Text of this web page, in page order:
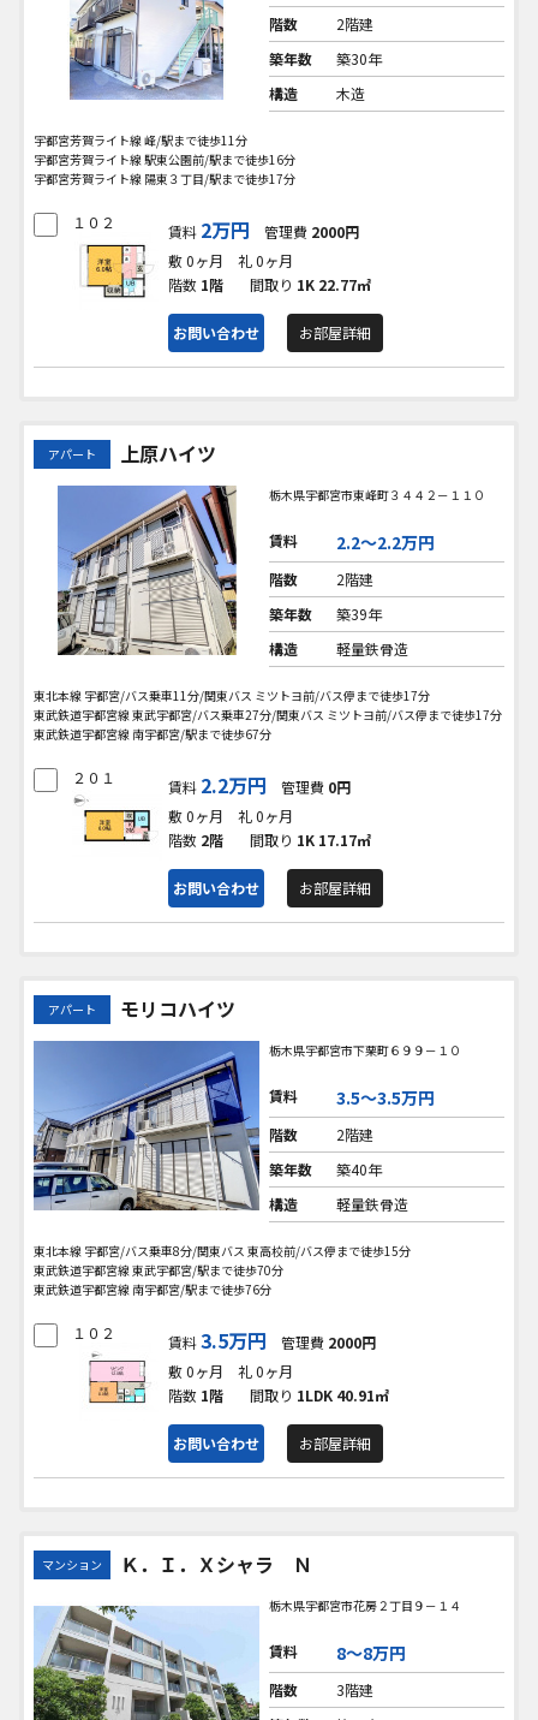
階数
2階建
築年数
築30年
構造
木造
宇都宮芳賀ライト線 峰/駅まで徒歩11分
宇都宮芳賀ライト線 駅東公園前/駅まで徒歩16分
宇都宮芳賀ライト線 陽東３丁目/駅まで徒歩17分
１０２ 賃料 2万円 管理費 2000円
敷 0ヶ月
礼 0ヶ月
階数 1階 間取り 1K 22.77㎡
お問い合わせ お部屋詳細
アパート 上原ハイツ
栃木県宇都宮市東峰町３４４２－１１０
賃料 2.2〜2.2万円
階数
2階建
築年数
築39年
構造
軽量鉄骨造
東北本線 宇都宮/バス乗車11分/関東バス ミツトヨ前/バス停まで徒歩17分
東武鉄道宇都宮線 東武宇都宮/バス乗車27分/関東バス ミツトヨ前/バス停まで徒歩17分
東武鉄道宇都宮線 南宇都宮/駅まで徒歩67分
２０１ 賃料 2.2万円 管理費 0円
敷 0ヶ月
礼 0ヶ月
階数 2階 間取り 1K 17.17㎡
お問い合わせ お部屋詳細
アパート モリコハイツ
栃木県宇都宮市下栗町６９９－１０
賃料 3.5〜3.5万円
階数
2階建
築年数
築40年
構造
軽量鉄骨造
東北本線 宇都宮/バス乗車8分/関東バス 東高校前/バス停まで徒歩15分
東武鉄道宇都宮線 東武宇都宮/駅まで徒歩70分
東武鉄道宇都宮線 南宇都宮/駅まで徒歩76分
１０２ 賃料3.5万円 管理費 2000円
敷 0ヶ月
礼 0ヶ月
階数 1階 間取り 1LDK 40.91㎡
お問い合わせ お部屋詳細
マンション Ｋ．Ｉ．Ｘシャラ Ｎ
栃木県宇都宮市花房２丁目９－１４
賃料 8〜8万円
階数
3階建